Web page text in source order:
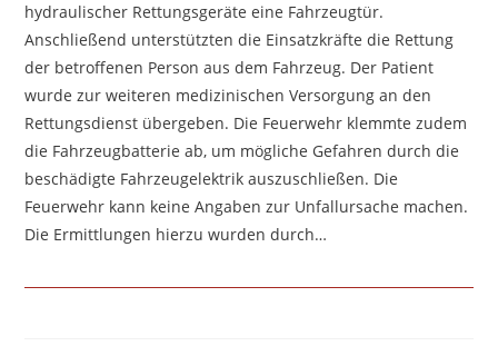
hydraulischer Rettungsgeräte eine Fahrzeugtür.
Anschließend unterstützten die Einsatzkräfte die Rettung
der betroffenen Person aus dem Fahrzeug. Der Patient
wurde zur weiteren medizinischen Versorgung an den
Rettungsdienst übergeben. Die Feuerwehr klemmte zudem
die Fahrzeugbatterie ab, um mögliche Gefahren durch die
beschädigte Fahrzeugelektrik auszuschließen. Die
Feuerwehr kann keine Angaben zur Unfallursache machen.
Die Ermittlungen hierzu wurden durch…